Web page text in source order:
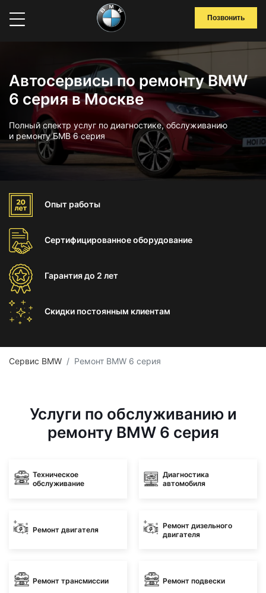
Позвонить
Автосервисы по ремонту BMW
6 серия в Москве
Полный спектр услуг по диагностике, обслуживанию
и ремонту БМВ 6 серия
Опыт работы
Сертифицированноеоборудование
Гарантиядо 2 лет
Скидки постоянным клиентам
Сервис BMW Ремонт BMW 6 серия
Услуги по обслуживанию и
ремонту BMW 6 серия
Техническое
обслуживание
Диагностика
автомобиля
Ремонт двигателя
Ремонт дизельного
двигателя
Ремонт трансмиссии Ремонт подвески